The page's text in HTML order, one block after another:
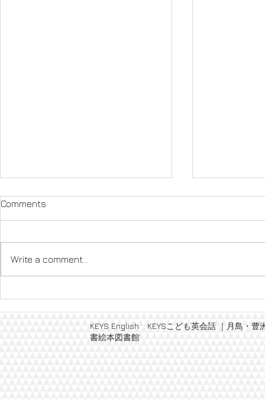
[無料] おうちで英検勉強
Shake
Comments
Write a comment...
KEYS English KEYSこども英会話 ｜月島・
書絵本図書館